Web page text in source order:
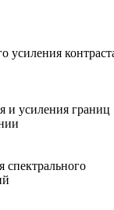
усиления
и усиления границ